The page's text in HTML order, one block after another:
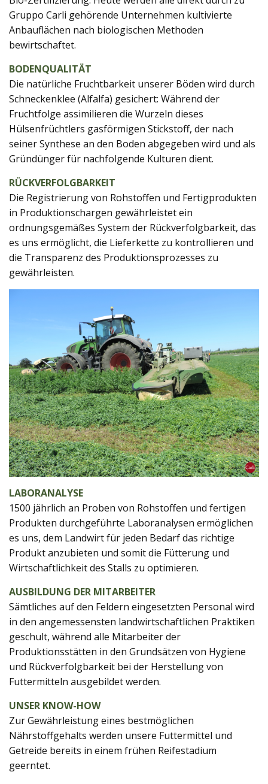
Gruppo Carli gehörende Unternehmen kultivierte
Anbauflächen nach biologischen Methoden
bewirtschaftet.
BODENQUALITÄT
Die natürliche Fruchtbarkeit unserer Böden wird durch
Schneckenklee (Alfalfa) gesichert: Während der
Fruchtfolge assimilieren die Wurzeln dieses
Hülsenfrüchtlers gasförmigen Stickstoff, der nach
seiner Synthese an den Boden abgegeben wird und als
Gründünger für nachfolgende Kulturen dient.
RÜCKVERFOLGBARKEIT
Die Registrierung von Rohstoffen und Fertigprodukten
in Produktionschargen gewährleistet ein
ordnungsgemäßes System der Rückverfolgbarkeit, das
es uns ermöglicht, die Lieferkette zu kontrollieren und
die Transparenz des Produktionsprozesses zu
gewährleisten.
LABORANALYSE
1500 jährlich an Proben von Rohstoffen und fertigen
Produkten durchgeführte Laboranalysen ermöglichen
es uns, dem Landwirt für jeden Bedarf das richtige
Produkt anzubieten und somit die Fütterung und
Wirtschaftlichkeit des Stalls zu optimieren.
AUSBILDUNG DER MITARBEITER
Sämtliches auf den Feldern eingesetzten Personal wird
in den angemessensten landwirtschaftlichen Praktiken
geschult, während alle Mitarbeiter der
Produktionsstätten in den Grundsätzen von Hygiene
und Rückverfolgbarkeit bei der Herstellung von
Futtermitteln ausgebildet werden.
UNSER KNOW-HOW
Zur Gewährleistung eines bestmöglichen
Nährstoffgehalts werden unsere Futtermittel und
Getreide bereits in einem frühen Reifestadium
geerntet.